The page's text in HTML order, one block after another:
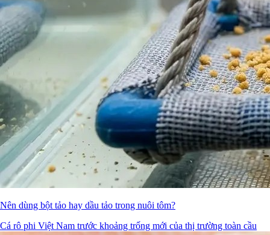
Nên dùng bột tảo hay dầu tảo trong nuôi tôm?
Cá rô phi Việt Nam trước khoảng trống mới của thị trường toàn cầu